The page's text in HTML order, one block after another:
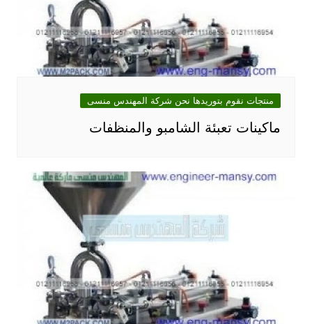
منتجات نقوم بتوريدها نحن شركة المهندس منسى
ماكينات تعبئة الشامبو والمنظفات